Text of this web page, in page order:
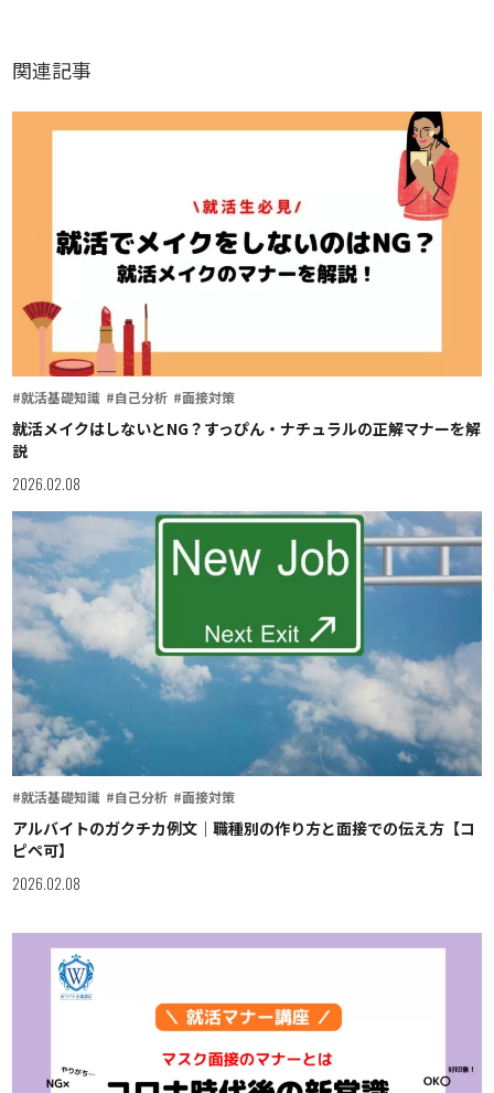
関連記事
#就活基礎知識 #自己分析 #面接対策
就活メイクはしないとNG？すっぴん・ナチュラルの正解マナーを解
説
2026.02.08
#就活基礎知識 #自己分析 #面接対策
アルバイトのガクチカ例文｜職種別の作り方と面接での伝え方【コ
ピペ可】
2026.02.08